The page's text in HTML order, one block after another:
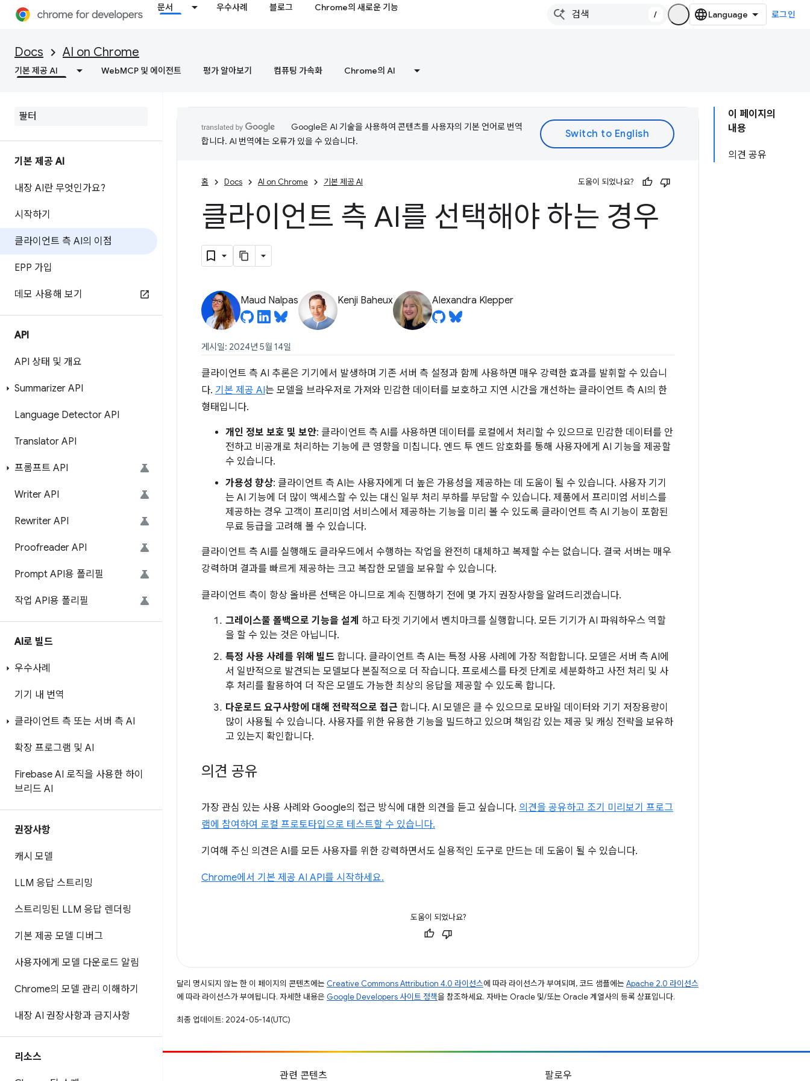
문서 우수사례 블로그 Chrome의 새로운 기능
/ 로그인
Docs AI on Chrome
기본 제공 AI WebMCP 및 에이전트 평가 알아보기 컴퓨팅 가속화 Chrome의 AI
기본 제공 AI
내장 AI란 무엇인가요?
시작하기
클라이언트 측 AI의 이점
EPP 가입
데모 사용해 보기
API
API 상태 및 개요
Summarizer API
Language Detector API
Translator API
프롬프트 API
Writer API
Rewriter API
Proofreader API
Prompt API용 폴리필
작업 API용 폴리필
AI로 빌드
우수사례
기기 내 번역
클라이언트 측 또는 서버 측 AI
확장 프로그램 및 AI
Firebase AI 로직을 사용한 하이
브리드 AI
권장사항
캐시 모델
LLM 응답 스트리밍
스트리밍된 LLM 응답 렌더링
기본 제공 모델 디버그
사용자에게 모델 다운로드 알림
Chrome의 모델 관리 이해하기
내장 AI 권장사항과 금지사항
리소스
이 페이지의
내용
의견 공유
Google은 AI 기술을 사용하여 콘텐츠를 사용자의 기본 언어로 번역
합니다. AI 번역에는 오류가 있을 수 있습니다.
홈 Docs AI on Chrome 기본 제공 AI 도움이 되었나요?
클라이언트 측 AI를 선택해야 하는 경우
Maud Nalpas Kenji Baheux Alexandra Klepper
게시일: 2024년 5월 14일
클라이언트 측 AI 추론은 기기에서 발생하며 기존 서버 측 설정과 함께 사용하면 매우 강력한 효과를 발휘할 수 있습니
다. 기본 제공 AI는 모델을 브라우저로 가져와 민감한 데이터를 보호하고 지연 시간을 개선하는 클라이언트 측 AI의 한
형태입니다.
개인 정보 보호 및 보안: 클라이언트 측 AI를 사용하면 데이터를 로컬에서 처리할 수 있으므로 민감한 데이터를 안
전하고 비공개로 처리하는 기능에 큰 영향을 미칩니다. 엔드 투 엔드 암호화를 통해 사용자에게 AI 기능을 제공할
수 있습니다.
가용성 향상: 클라이언트 측 AI는 사용자에게 더 높은 가용성을 제공하는 데 도움이 될 수 있습니다. 사용자 기기
는 AI 기능에 더 많이 액세스할 수 있는 대신 일부 처리 부하를 부담할 수 있습니다. 제품에서 프리미엄 서비스를
제공하는 경우 고객이 프리미엄 서비스에서 제공하는 기능을 미리 볼 수 있도록 클라이언트 측 AI 기능이 포함된
무료 등급을 고려해 볼 수 있습니다.
클라이언트 측 AI를 실행해도 클라우드에서 수행하는 작업을 완전히 대체하고 복제할 수는 없습니다. 결국 서버는 매우
강력하며 결과를 빠르게 제공하는 크고 복잡한 모델을 보유할 수 있습니다.
클라이언트 측이 항상 올바른 선택은 아니므로 계속 진행하기 전에 몇 가지 권장사항을 알려드리겠습니다.
그레이스풀 폴백으로 기능을 설계 하고 타겟 기기에서 벤치마크를 실행합니다. 모든 기기가 AI 파워하우스 역할
을 할 수 있는 것은 아닙니다.
특정 사용 사례를 위해 빌드 합니다. 클라이언트 측 AI는 특정 사용 사례에 가장 적합합니다. 모델은 서버 측 AI에
서 일반적으로 발견되는 모델보다 본질적으로 더 작습니다. 프로세스를 타겟 단계로 세분화하고 사전 처리 및 사
후 처리를 활용하여 더 작은 모델도 가능한 최상의 응답을 제공할 수 있도록 합니다.
다운로드 요구사항에 대해 전략적으로 접근 합니다. AI 모델은 클 수 있으므로 모바일 데이터와 기기 저장용량이
많이 사용될 수 있습니다. 사용자를 위한 유용한 기능을 빌드하고 있으며 책임감 있는 제공 및 캐싱 전략을 보유하
고 있는지 확인합니다.
의견 공유
가장 관심 있는 사용 사례와 Google의 접근 방식에 대한 의견을 듣고 싶습니다. 의견을 공유하고 조기 미리보기 프로그
램에 참여하여 로컬 프로토타입으로 테스트할 수 있습니다.
기여해 주신 의견은 AI를 모든 사용자를 위한 강력하면서도 실용적인 도구로 만드는 데 도움이 될 수 있습니다.
Chrome에서 기본 제공 AI API를 시작하세요.
도움이 되었나요?
달리 명시되지 않는 한 이 페이지의 콘텐츠에는 Creative Commons Attribution 4.0 라이선스에 따라 라이선스가 부여되며, 코드 샘플에는 Apache 2.0 라이선스
에 따라 라이선스가 부여됩니다. 자세한 내용은 Google Developers 사이트 정책을 참조하세요. 자바는 Oracle 및/또는 Oracle 계열사의 등록 상표입니다.
최종 업데이트: 2024-05-14(UTC)
관련 콘텐츠 팔로우